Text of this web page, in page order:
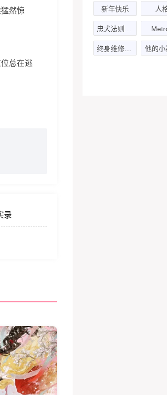
然惊
总在逃
录
新年快乐 人
他的